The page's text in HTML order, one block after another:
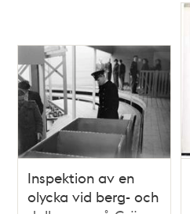
Inspektion av en
olycka vid berg- och